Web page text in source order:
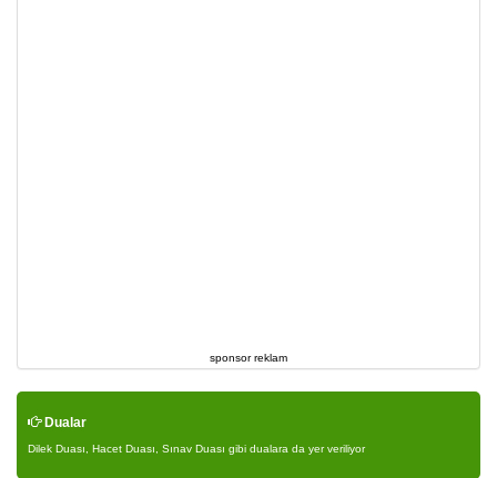
sponsor reklam
Dualar
Dilek Duası, Hacet Duası, Sınav Duası gibi dualara da yer veriliyor